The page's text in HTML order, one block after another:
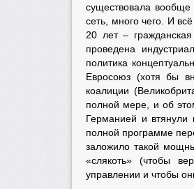
существовала вообще
сеть, много чего. И
20 лет –
проведена
политика
Евросоюз (хотя бы
коалиции
полной мере, и об
Германией и
полной программе
заложило такой
«слякоть» (чтобы
управлении и чтобы